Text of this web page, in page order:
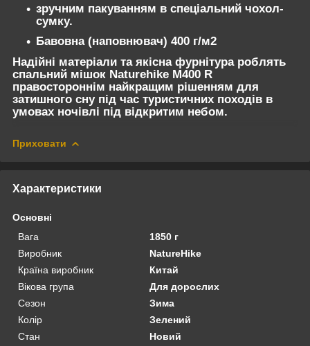
зручним пакуванням в спеціальний чохол-
сумку.
Бавовна (наповнювач) 400 г/м2
Надійні матеріали та якісна фурнітура роблять
спальний мішок Naturehike M400 R
правостороннім найкращим рішенням для
затишного сну під час туристичних походів в
умовах ночівлі під відкритим небом.
Приховати
Характеристики
Основні
Вага
1850 г
Виробник
NatureHike
Країна виробник
Китай
Вікова група
Для дорослих
Сезон
Зима
Колір
Зелений
Стан
Новий